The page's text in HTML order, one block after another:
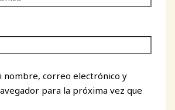
nombre, correo electrónico y
para la próxima vez que